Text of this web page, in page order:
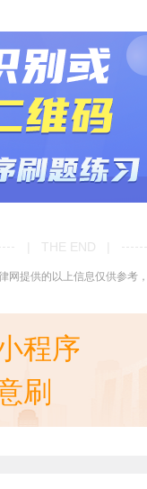
| THE END |
提供的以上信息仅供参考
程序
刷